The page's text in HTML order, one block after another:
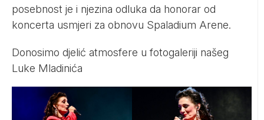
posebnost je i njezina odluka da honorar od
koncerta usmjeri za obnovu Spaladium Arene.
Donosimo djelić atmosfere u fotogaleriji našeg
Luke Mladinića